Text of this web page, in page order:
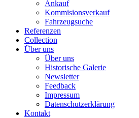
Ankauf
Kommisionsverkauf
Fahrzeugsuche
Referenzen
Collection
Über uns
Über uns
Historische Galerie
Newsletter
Feedback
Impressum
Datenschutzerklärung
Kontakt